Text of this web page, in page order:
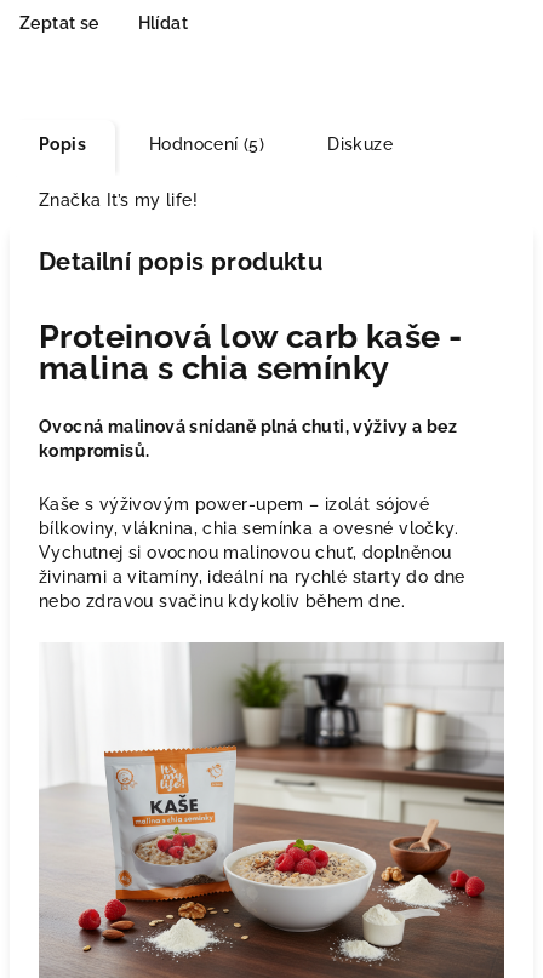
Zeptat se Hlídat
Popis Hodnocení (5) Diskuze
Značka It’s my life!
Detailní popis produktu
Proteinová low carb kaše -
malina s chia semínky
Ovocná malinová snídaně plná chuti, výživy a bez
kompromisů.
Kaše s výživovým power-upem – izolát sójové
bílkoviny, vláknina, chia semínka a ovesné vločky.
Vychutnej si ovocnou malinovou chuť, doplněnou
živinami a vitamíny, ideální na rychlé starty do dne
nebo zdravou svačinu kdykoliv během dne.